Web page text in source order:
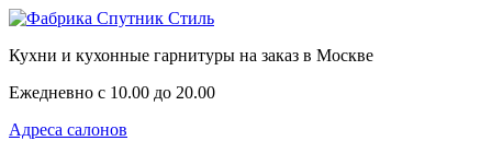
Кухни и кухонные гарнитуры на заказ в Москве
Ежедневно с 10.00 до 20.00
Адреса салонов